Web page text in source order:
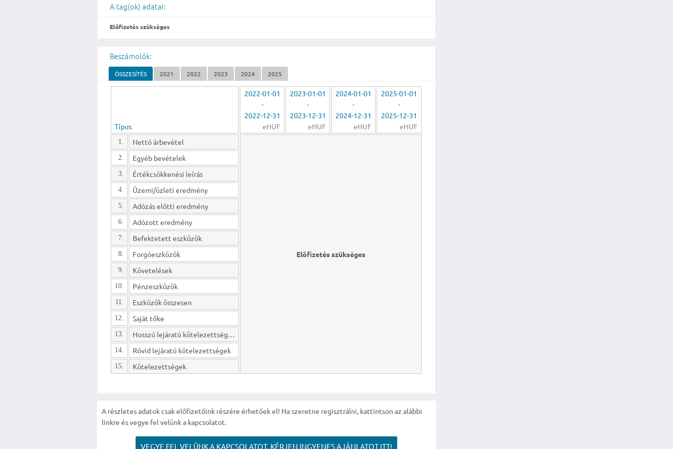
A tag(ok) adatai:
Előfizetés szükséges
Beszámolók:
ÖSSZESÍTÉS 2021 2022 2023 2024 2025
Típus
2022-01-01
-
2022-12-31
eHUF
2023-01-01
-
2023-12-31
eHUF
2024-01-01
-
2024-12-31
eHUF
2025-01-01
-
2025-12-31
eHUF
1. Nettó árbevétel
Előfizetés szükséges
2. Egyéb bevételek
3. Értékcsökkenési leírás
4. Üzemi/üzleti eredmény
5. Adózás előtti eredmény
6. Adózott eredmény
7. Befektetett eszközök
8. Forgóeszközök
9. Követelések
10. Pénzeszközök
11. Eszközök összesen
12. Saját tőke
13. Hosszú lejáratú kötelezettségek
14. Rövid lejáratú kötelezettségek
15. Kötelezettségek
A részletes adatok csak előfizetőink részére érhetőek el! Ha szeretne regisztrálni, kattintson az alábbi
linkre és vegye fel velünk a kapcsolatot.
VEGYE FEL VELÜNK A KAPCSOLATOT, KÉRJEN INGYENES AJÁNLATOT ITT!